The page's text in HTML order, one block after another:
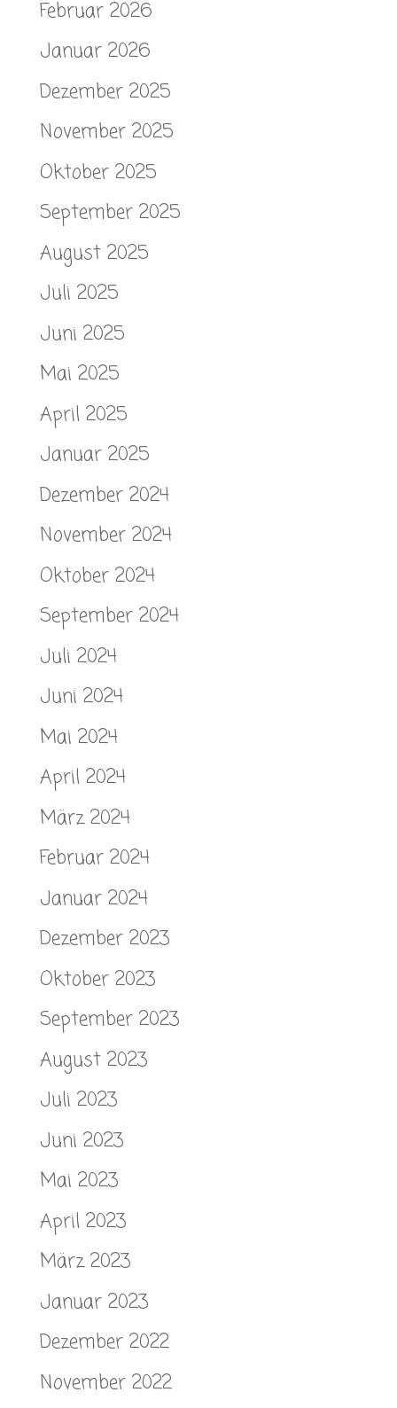
Februar 2026
Januar 2026
Dezember 2025
November 2025
Oktober 2025
September 2025
August 2025
Juli 2025
Juni 2025
Mai 2025
April 2025
Januar 2025
Dezember 2024
November 2024
Oktober 2024
September 2024
Juli 2024
Juni 2024
Mai 2024
April 2024
März 2024
Februar 2024
Januar 2024
Dezember 2023
Oktober 2023
September 2023
August 2023
Juli 2023
Juni 2023
Mai 2023
April 2023
März 2023
Januar 2023
Dezember 2022
November 2022